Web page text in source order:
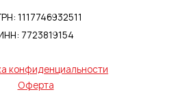
1117746932511
7723819154
конфиденциальности
Оферта